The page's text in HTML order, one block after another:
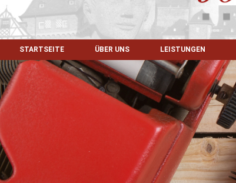
STARTSEITE ÜBER UNS LEISTUNGEN